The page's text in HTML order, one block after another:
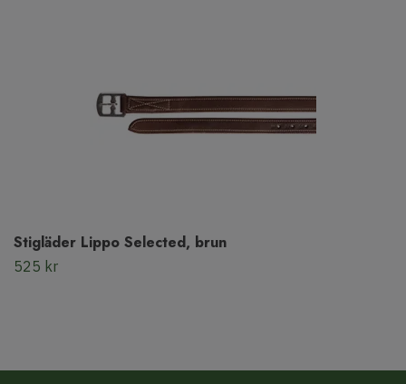
Stigläder Lippo Selected, brun
525 kr